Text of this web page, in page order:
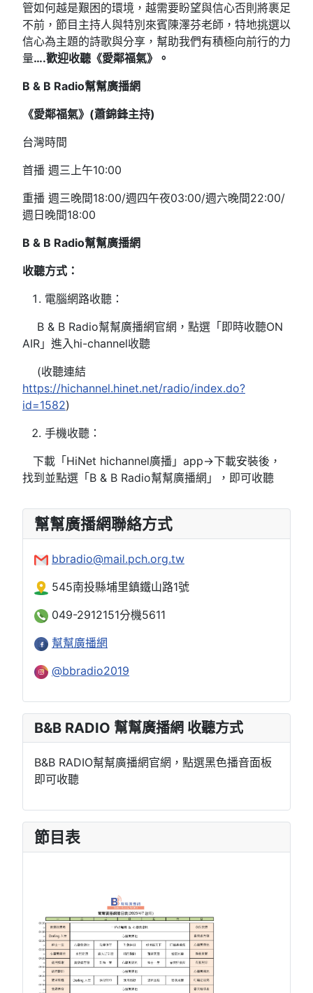
管如何越是艱困的環境，越需要盼望與信心否則將裹足
不前，節目主持人與特別來賓陳澤芬老師，特地挑選以
信心為主題的詩歌與分享，幫助我們有積極向前行的力
量….歡迎收聽《愛鄰福氣》。
B & B Radio幫幫廣播網
《愛鄰福氣》(蕭錦鋒主持)
台灣時間
首播 週三上午10:00
重播 週三晚間18:00/週四午夜03:00/週六晚間22:00/
週日晚間18:00
B & B Radio幫幫廣播網
收聽方式：
電腦網路收聽：
B & B Radio幫幫廣播網官網，點選「即時收聽ON
AIR」進入hi-channel收聽
(收聽連結
https://hichannel.hinet.net/radio/index.do?
id=1582)
手機收聽：
下載「HiNet hichannel廣播」app→下載安裝後，
找到並點選「B & B Radio幫幫廣播網」，即可收聽
幫幫廣播網聯絡方式
bbradio@mail.pch.org.tw
545南投縣埔里鎮鐵山路1號
049-2912151分機5611
幫幫廣播網
@bbradio2019
B&B RADIO 幫幫廣播網 收聽方式
B&B RADIO幫幫廣播網官網，點選黑色播音面板
即可收聽
節目表